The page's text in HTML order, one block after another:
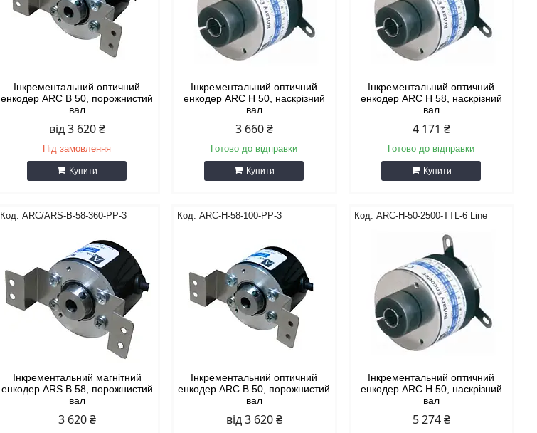
Інкрементальний оптичний
енкодер ARC B 50, порожнистий
вал
від 3 620 ₴
Під замовлення
Купити
Інкрементальний оптичний
енкодер ARС H 50, наскрізний
вал
3 660 ₴
Готово до відправки
Купити
Інкрементальний оптичний
енкодер ARС H 58, наскрізний
вал
4 171 ₴
Готово до відправки
Купити
ARC/ARS-B-58-360-PP-3
Інкрементальний магнітний
енкодер ARS B 58, порожнистий
вал
3 620 ₴
ARC-H-58-100-PP-3
Інкрементальний оптичний
енкодер ARC B 50, порожнистий
вал
від 3 620 ₴
ARC-H-50-2500-TTL-6 Line
Інкрементальний оптичний
енкодер ARС H 50, наскрізний
вал
5 274 ₴